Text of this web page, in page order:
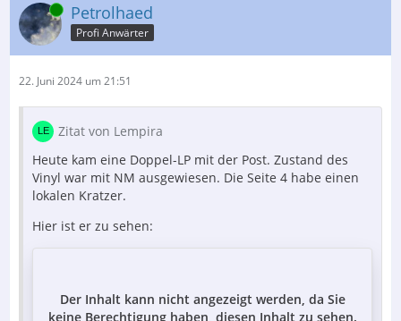
Online Petrolhaed
Profi Anwärter
22. Juni 2024 um 21:51
Zitat von Lempira
Heute kam eine Doppel-LP mit der Post. Zustand des
Vinyl war mit NM ausgewiesen. Die Seite 4 habe einen
lokalen Kratzer.
Hier ist er zu sehen:
Der Inhalt kann nicht angezeigt werden, da Sie
keine Berechtigung haben, diesen Inhalt zu sehen.